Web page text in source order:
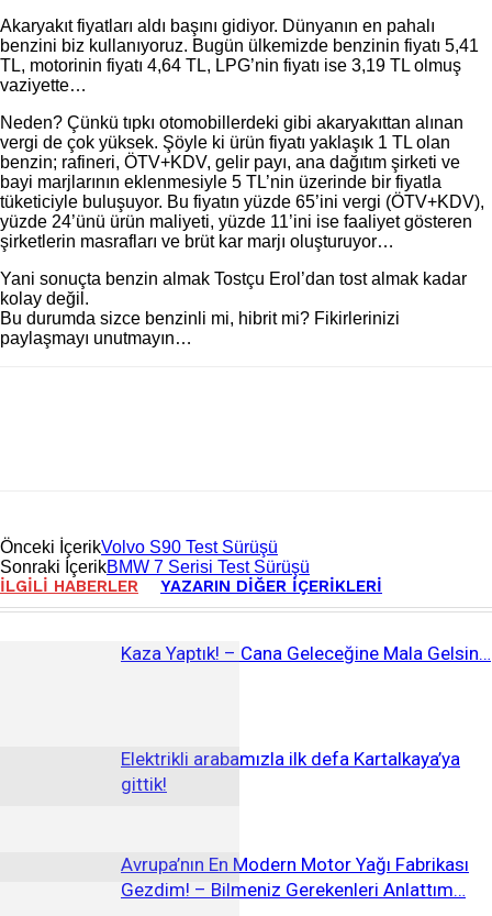
Akaryakıt fiyatları aldı başını gidiyor. Dünyanın en pahalı
benzini biz kullanıyoruz. Bugün ülkemizde benzinin fiyatı 5,41
TL, motorinin fiyatı 4,64 TL, LPG’nin fiyatı ise 3,19 TL olmuş
vaziyette…
Neden? Çünkü tıpkı otomobillerdeki gibi akaryakıttan alınan
vergi de çok yüksek. Şöyle ki ürün fiyatı yaklaşık 1 TL olan
benzin; rafineri, ÖTV+KDV, gelir payı, ana dağıtım şirketi ve
bayi marjlarının eklenmesiyle 5 TL’nin üzerinde bir fiyatla
tüketiciyle buluşuyor. Bu fiyatın yüzde 65’ini vergi (ÖTV+KDV),
yüzde 24’ünü ürün maliyeti, yüzde 11’ini ise faaliyet gösteren
şirketlerin masrafları ve brüt kar marjı oluşturuyor…
Yani sonuçta benzin almak Tostçu Erol’dan tost almak kadar
kolay değil.
Bu durumda sizce benzinli mi, hibrit mi? Fikirlerinizi
paylaşmayı unutmayın…
Önceki İçerikVolvo S90 Test Sürüşü
Sonraki İçerikBMW 7 Serisi Test Sürüşü
İLGILI HABERLER YAZARIN DIĞER İÇERIKLERI
Kaza Yaptık! – Cana Geleceğine Mala Gelsin…
Elektrikli arabamızla ilk defa Kartalkaya’ya
gittik!
Avrupa’nın En Modern Motor Yağı Fabrikası
Gezdim! – Bilmeniz Gerekenleri Anlattım…